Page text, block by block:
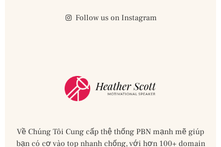
Follow us on Instagram
Về Chúng Tôi Cung cấp thệ thống PBN mạnh mẽ giúp
bạn có cơ vào top nhanh chống, với hơn 100+ domain